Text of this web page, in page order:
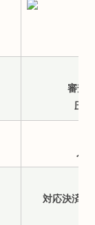
審査
圧
入
対応決済